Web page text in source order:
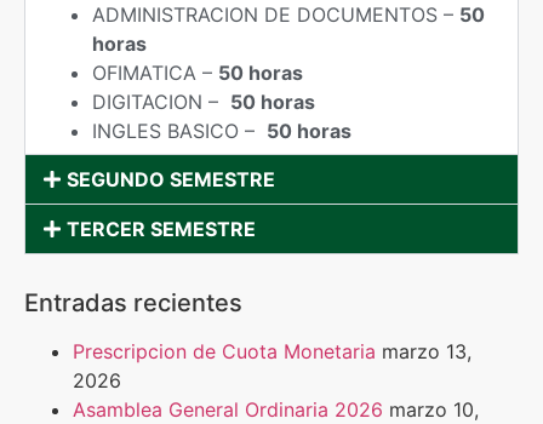
ADMINISTRACION DE DOCUMENTOS – 50
horas
OFIMATICA – 50 horas
DIGITACION – 50 horas
INGLES BASICO – 50 horas
SEGUNDO SEMESTRE
TERCER SEMESTRE
Entradas recientes
Prescripcion de Cuota Monetaria marzo 13,
2026
Asamblea General Ordinaria 2026 marzo 10,